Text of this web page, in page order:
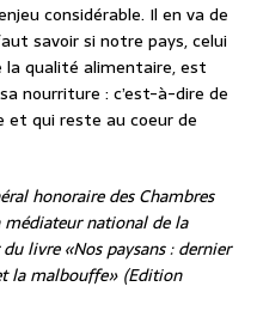
considérable. Il en va de
savoir si notre pays, celui
qualité alimentaire, est
nourriture : c’est-à-dire de
et qui reste au coeur de
honoraire des Chambres
médiateur national de la
livre «Nos paysans : dernier
la malbouffe» (Edition